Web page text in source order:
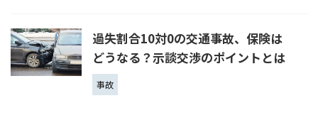
過失割合10対0の交通事故、保険は
どうなる？示談交渉のポイントとは
事故